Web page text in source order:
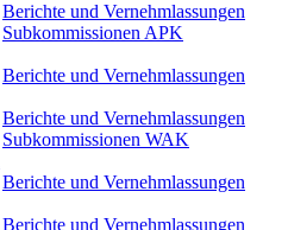
Berichte und Vernehmlassungen
Subkommissionen APK
Berichte und Vernehmlassungen
Berichte und Vernehmlassungen
Subkommissionen WAK
Berichte und Vernehmlassungen
Berichte und Vernehmlassungen